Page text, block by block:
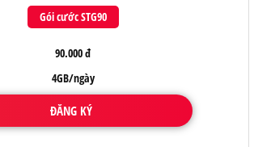
Gói cước STG90
90.000 đ
4GB/ngày
ĐĂNG KÝ